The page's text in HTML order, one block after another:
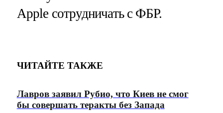
Apple сотрудничать с ФБР.
ЧИТАЙТЕ ТАКЖЕ
Лавров заявил Рубио, что Киев не смог
бы совершать теракты без Запада